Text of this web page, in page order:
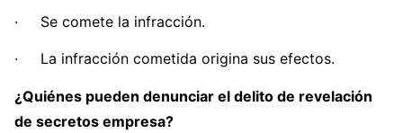
· Se comete la infracción.
· La infracción cometida origina sus efectos.
¿Quiénes pueden denunciar el delito de revelación
de secretos empresa?